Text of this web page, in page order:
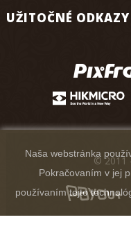
UŽITOČNÉ ODKAZY
Naša webstránka
Pokračovaním v jej
používaním tejto
© 2011